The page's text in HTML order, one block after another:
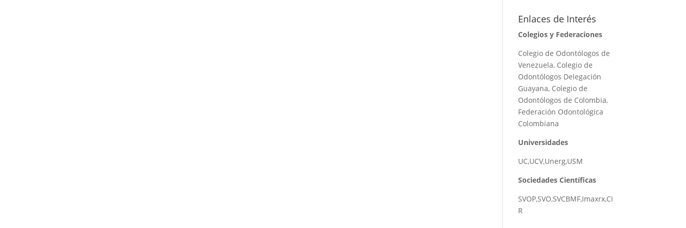
Enlaces de Interés
Colegios y Federaciones
Colegio de Odontólogos de
Venezuela, Colegio de
Odontólogos Delegación
Guayana, Colegio de
Odontólogos de Colombia,
Federación Odontológica
Colombiana
Universidades
UC,UCV,Unerg,USM
Sociedades Científicas
SVOP,SVO,SVCBMF,Imaxrx,CI
R